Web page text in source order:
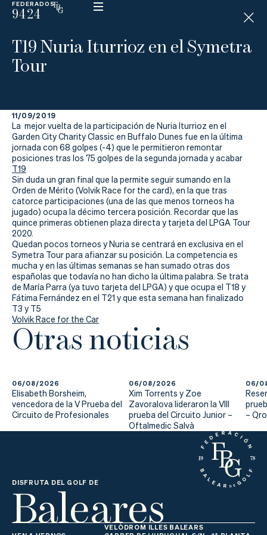
FEDERADOS
9424
ESP
N
D
I
C
La
Federación
Federarse
Jugar
Aprender
Actualidad
Tienda
T19 Nuria Iturrioz en el Symetra
Tour
11/09/2019
La mejor vuelta de la participación de Nuria Iturrioz en el
Garden City Charity Classic en Buffalo Dunes fue en la última
jornada con 68 golpes (-4) que le permitieron remontar
posiciones tras los 75 golpes de la segunda jornada y acabar
T19
Sin duda un gran final que la permite seguir sumando en la
Orden de Mérito (Volvik Race for the card), en la que tras
catorce participaciones (una de las que menos torneos ha
jugado) ocupa la décimo tercera posición. Recordar que las
quince primeras obtienen plaza directa y tarjeta del LPGA Tour
2020.
Quedan pocos torneos y Nuria se centrará en exclusiva en el
Symetra Tour para afianzar su posición. La competencia es
mucha y en las últimas semanas se han sumado otras dos
españolas que todavía no han dicho la última palabra. Se trata
de María Parra (ya tuvo tarjeta del LPGA) y que ocupa el T18 y
Fátima Fernández en el T21 y que esta semana han finalizado
T3 y T5
Volvik Race for the Car
Otras noticias
06/08/2026
Elisabeth Borsheim,
vencedora de la V Prueba del
Circuito de Profesionales
06/08/2026
Xim Torrents y Zoe
Zavoralova lideraron la VIII
prueba del Circuito Junior –
Oftalmedic Salvà
06/
–
DISFRUTA DEL GOLF DE
Baleares
VELÒDROM ILLES BALEARS